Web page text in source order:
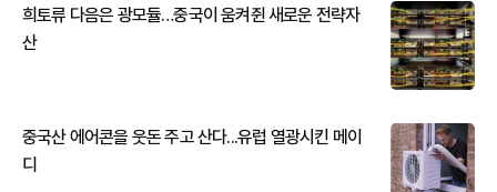
희토류 다음은 광모듈…중국이 움켜쥔 새로운 전략자
산
중국산 에어콘을 웃돈 주고 산다...유럽 열광시킨 메이
디